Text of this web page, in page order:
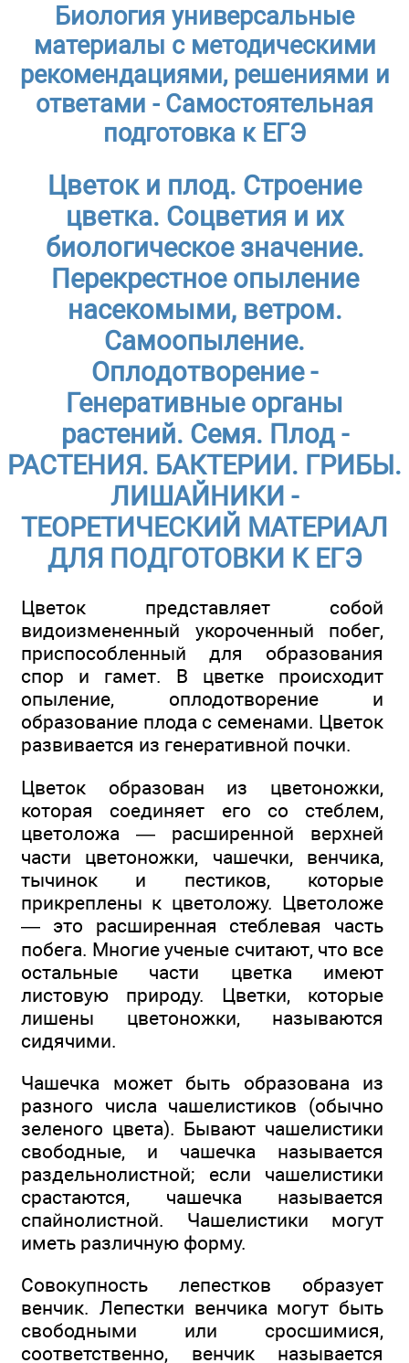
Биология универсальные
материалы с методическими
рекомендациями, решениями и
ответами - Самостоятельная
подготовка к ЕГЭ
Цветок и плод. Строение
цветка. Соцветия и их
биологическое значение.
Перекрестное опыление
насекомыми, ветром.
Самоопыление.
Оплодотворение -
Генеративные органы
растений. Семя. Плод -
РАСТЕНИЯ. БАКТЕРИИ. ГРИБЫ.
ЛИШАЙНИКИ -
ТЕОРЕТИЧЕСКИЙ МАТЕРИАЛ
ДЛЯ ПОДГОТОВКИ К ЕГЭ
Цветок представляет собой
видоизмененный укороченный побег,
приспособленный для образования
спор и гамет. В цветке происходит
опыление, оплодотворение и
образование плода с семенами. Цветок
развивается из генеративной почки.
Цветок образован из цветоножки,
которая соединяет его со стеблем,
цветоложа — расширенной верхней
части цветоножки, чашечки, венчика,
тычинок и пестиков, которые
прикреплены к цветоложу. Цветоложе
— это расширенная стеблевая часть
побега. Многие ученые считают, что все
остальные части цветка имеют
листовую природу. Цветки, которые
лишены цветоножки, называются
сидячими.
Чашечка может быть образована из
разного числа чашелистиков (обычно
зеленого цвета). Бывают чашелистики
свободные, и чашечка называется
раздельнолистной; если чашелистики
срастаются, чашечка называется
спайнолистной. Чашелистики могут
иметь различную форму.
Совокупность лепестков образует
венчик. Лепестки венчика могут быть
свободными или сросшимися,
соответственно, венчик называется